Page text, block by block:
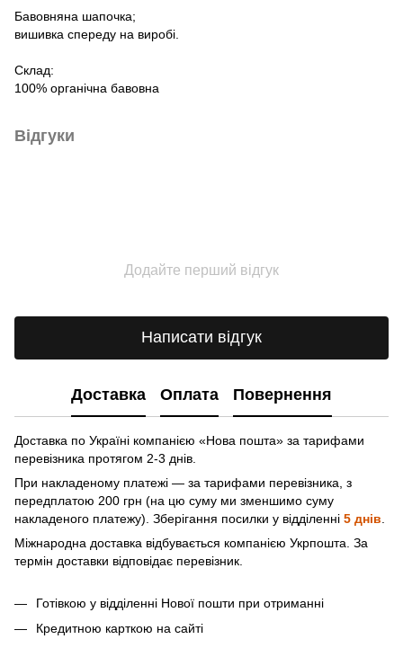
Бавовняна шапочка;
вишивка спереду на виробі.
Склад:
100% органічна бавовна
Відгуки
Додайте перший відгук
Написати відгук
Доставка Оплата Повернення
Доставка по Україні компанією «Нова пошта» зa тарифами
перевізника протягом 2-3 днів.
При накладеному платежі — за тарифами перевізника, з
передплатою 200 грн (на цю суму ми зменшимо суму
накладеного платежу). Зберігання посилки у відділенні 5 днів
Міжнародна доставка відбувається компанією Укрпошта. За
термін доставки відповідає перевізник.
Готівкою у відділенні Нової пошти при отриманні
Кредитною карткою на сайті